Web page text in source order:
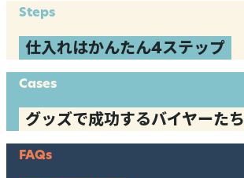
Steps
仕入れはかんたん4ステップ
Cases
グッズで成功するバイヤーたち
FAQs